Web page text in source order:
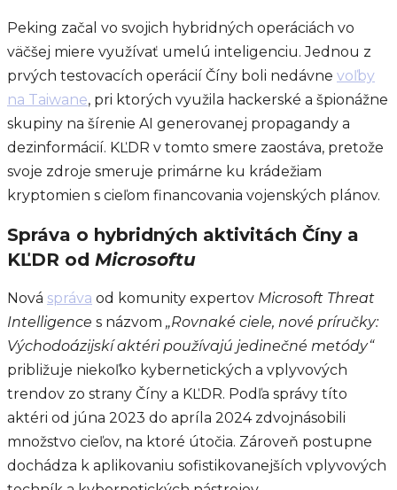
Peking začal vo svojich hybridných operáciách vo
väčšej miere využívať umelú inteligenciu. Jednou z
prvých testovacích operácií Číny boli nedávne voľby
na Taiwane, pri ktorých využila hackerské a špionážne
skupiny na šírenie AI generovanej propagandy a
dezinformácií. KĽDR v tomto smere zaostáva, pretože
svoje zdroje smeruje primárne ku krádežiam
kryptomien s cieľom financovania vojenských plánov.
Správa o hybridných aktivitách Číny a
KĽDR od Microsoftu
Nová správa od komunity expertov Microsoft Threat
Intelligence s názvom „Rovnaké ciele, nové príručky:
Východoázijskí aktéri používajú jedinečné metódy“
približuje niekoľko kybernetických a vplyvových
trendov zo strany Číny a KĽDR. Podľa správy títo
aktéri od júna 2023 do apríla 2024 zdvojnásobili
množstvo cieľov, na ktoré útočia. Zároveň postupne
dochádza k aplikovaniu sofistikovanejších vplyvových